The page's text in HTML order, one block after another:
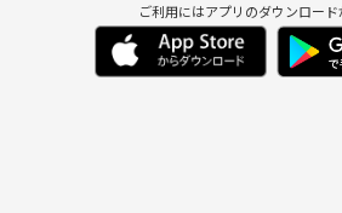
ご利用にはアプリのダウンロー